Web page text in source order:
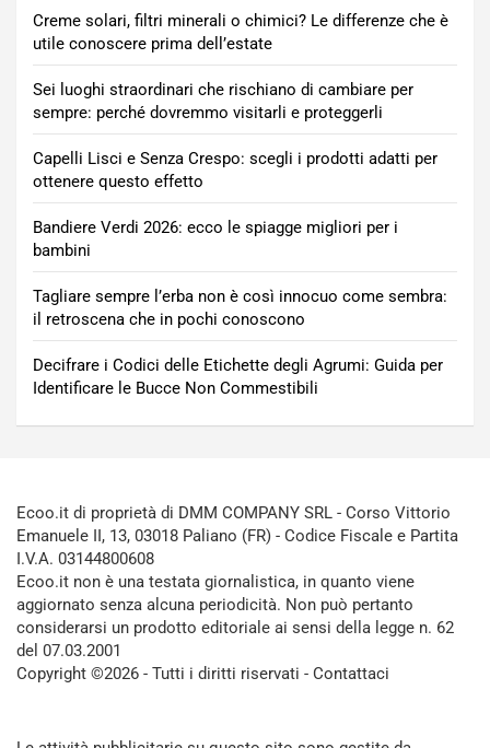
Creme solari, filtri minerali o chimici? Le differenze che è
utile conoscere prima dell’estate
Sei luoghi straordinari che rischiano di cambiare per
sempre: perché dovremmo visitarli e proteggerli
Capelli Lisci e Senza Crespo: scegli i prodotti adatti per
ottenere questo effetto
Bandiere Verdi 2026: ecco le spiagge migliori per i
bambini
Tagliare sempre l’erba non è così innocuo come sembra:
il retroscena che in pochi conoscono
Decifrare i Codici delle Etichette degli Agrumi: Guida per
Identificare le Bucce Non Commestibili
Ecoo.it di proprietà di DMM COMPANY SRL - Corso Vittorio
Emanuele II, 13, 03018 Paliano (FR) - Codice Fiscale e Partita
I.V.A. 03144800608
Ecoo.it non è una testata giornalistica, in quanto viene
aggiornato senza alcuna periodicità. Non può pertanto
considerarsi un prodotto editoriale ai sensi della legge n. 62
del 07.03.2001
Copyright ©2026 - Tutti i diritti riservati - Contattaci